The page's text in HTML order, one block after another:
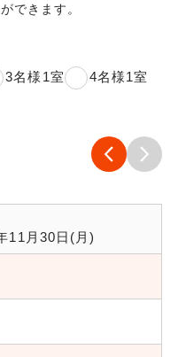
できます。
3名様1室
4名様1室
11月30日(月)